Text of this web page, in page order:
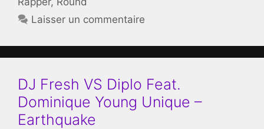
Laisser un commentaire
DJ Fresh VS Diplo Feat.
Dominique Young Unique –
Earthquake